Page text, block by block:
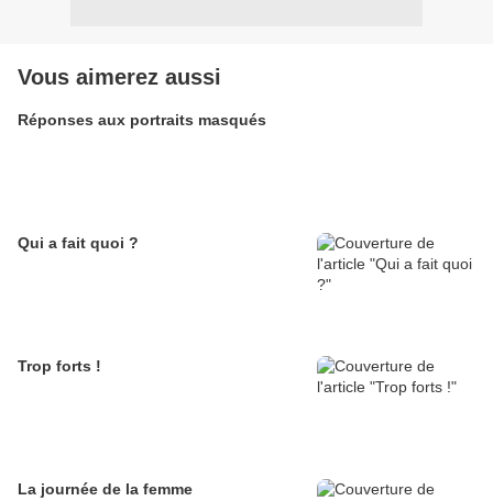
Vous aimerez aussi
Réponses aux portraits masqués
Qui a fait quoi ?
Trop forts !
La journée de la femme